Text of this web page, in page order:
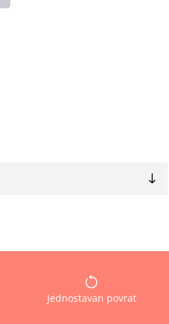
Jednostavan povrat